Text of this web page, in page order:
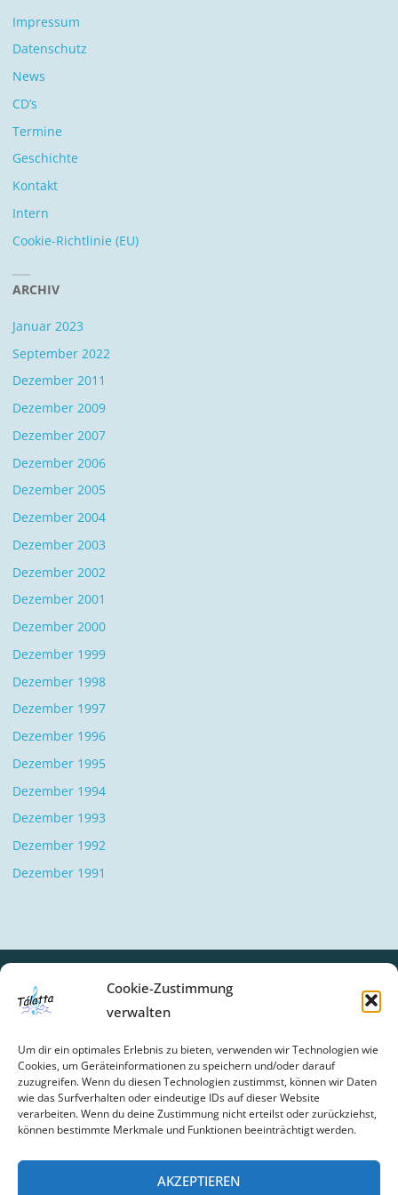
Cookie-Zustimmung
verwalten
Um dir ein optimales Erlebnis zu bieten, verwenden wir Technologien wie
Cookies, um Geräteinformationen zu speichern und/oder darauf
zuzugreifen. Wenn du diesen Technologien zustimmst, können wir Daten
wie das Surfverhalten oder eindeutige IDs auf dieser Website
verarbeiten. Wenn du deine Zustimmung nicht erteilst oder zurückziehst,
können bestimmte Merkmale und Funktionen beeinträchtigt werden.
AKZEPTIEREN
Impressum
Datenschutz
News
CD’s
Termine
Geschichte
Kontakt
Intern
Cookie-Richtlinie (EU)
ARCHIV
Januar 2023
September 2022
Dezember 2011
Dezember 2009
Dezember 2007
Dezember 2006
Dezember 2005
Dezember 2004
Dezember 2003
Dezember 2002
Dezember 2001
Dezember 2000
Dezember 1999
Dezember 1998
Dezember 1997
Dezember 1996
Dezember 1995
Dezember 1994
Dezember 1993
Dezember 1992
Dezember 1991
BIBERBACH CHOR-UPDATE FEIER GESCHICHTE
GOTTESDIENSTE NEWS